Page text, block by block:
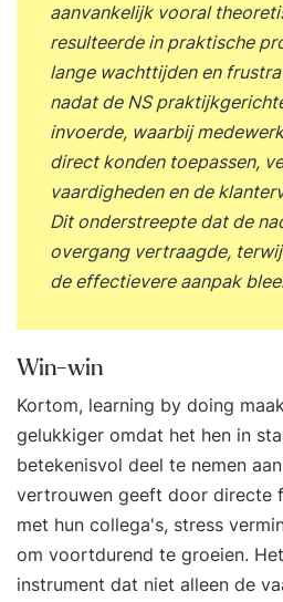
aanvankelijk vooral
resulteerde in praktische
lange wachttijden en
nadat de NS
invoerde, waarbij
direct konden toepassen,
vaardigheden en de
Dit onderstreepte dat de
overgang vertraagde,
de effectievere aanpak
Win-win
Kortom, learning by doing
gelukkiger omdat het hen in
betekenisvol deel te nemen
vertrouwen geeft door directe
met hun collega's, stress
om voortdurend te groeien.
instrument dat niet alleen de